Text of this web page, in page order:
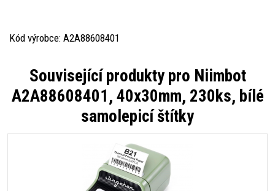
Kód výrobce: A2A88608401
Související produkty pro Niimbot
A2A88608401, 40x30mm, 230ks, bílé
samolepicí štítky